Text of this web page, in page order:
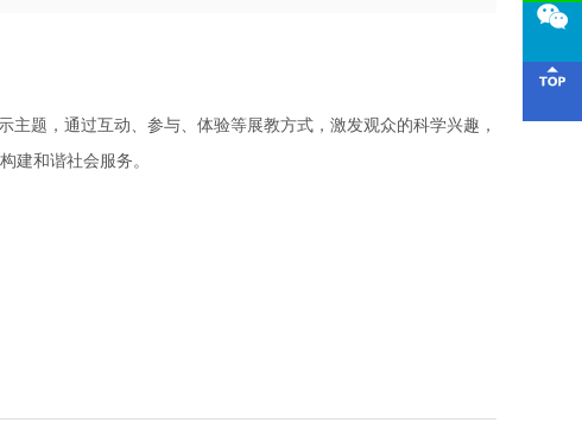
主题，通过互动、参与、体验等展教方式，激发观众的科学兴趣，
建和谐社会服务。

